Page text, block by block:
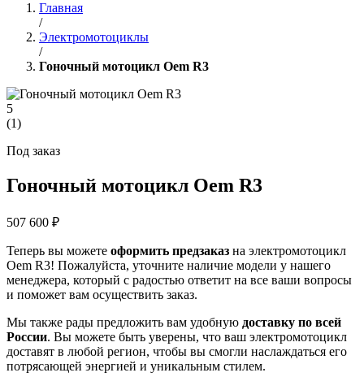
Главная
/
Электромотоциклы
/
Гоночный мотоцикл Oem R3
5
(1)
Под заказ
Гоночный мотоцикл Oem R3
507 600 ₽
Теперь вы можете оформить предзаказ на электромотоцикл
Oem R3! Пожалуйста, уточните наличие модели у нашего
менеджера, который с радостью ответит на все ваши вопросы
и поможет вам осуществить заказ.
Мы также рады предложить вам удобную доставку по всей
России. Вы можете быть уверены, что ваш электромотоцикл
доставят в любой регион, чтобы вы смогли наслаждаться его
потрясающей энергией и уникальным стилем.